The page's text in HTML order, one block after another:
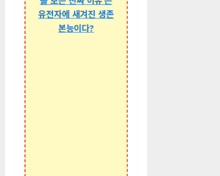
유전자에 새겨진 생존
본능이다?